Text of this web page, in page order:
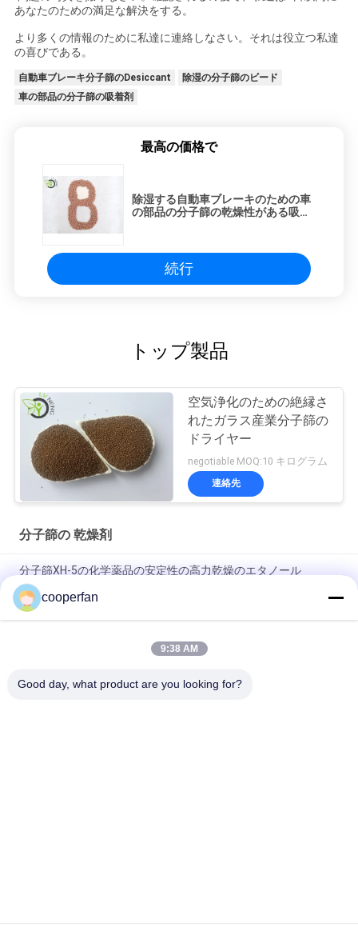
あなたのための満足な解決をする。
より多くの情報のために私達に連絡しなさい。それは役立つ私達
の喜びである。
自動車ブレーキ分子篩のDesiccant
除湿の分子篩のビード
車の部品の分子篩の吸着剤
最高の価格で
除湿する自動車ブレーキのための車
の部品の分子篩の乾燥性がある吸着
続行
トップ製品
空気浄化のための絶縁さ
れたガラス産業分子篩の
ドライヤー
negotiable MOQ:10 キログラム
連絡先
分子篩の 乾燥剤
分子篩XH-5の化学薬品の安定性の高力乾燥のエタノール
ベージュ色の分子篩の乾燥性があるサイズ低い露点1.0-1.5 Mm
の
97%純度の分子篩の乾燥性があるサイズ1.0-1.5 Mm密度を積み
cooperfan
9:38 AM
Good day, what product are you looking for?